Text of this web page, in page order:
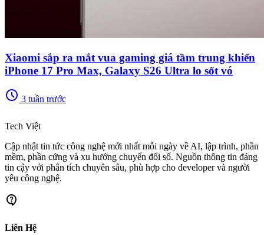
Xiaomi sắp ra mắt vua gaming giá tầm trung khiến
iPhone 17 Pro Max, Galaxy S26 Ultra lo sốt vó
schedule 3 tuần trước
Tech Việt
Cập nhật tin tức công nghệ mới nhất mỗi ngày về AI, lập trình, phần
mềm, phần cứng và xu hướng chuyển đổi số. Nguồn thông tin đáng
tin cậy với phân tích chuyên sâu, phù hợp cho developer và người
yêu công nghệ.
contact_support
Liên Hệ